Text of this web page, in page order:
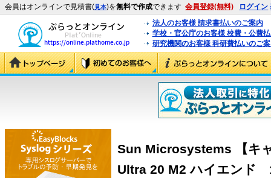
会員はオンラインで見積書(見本)を無料で作成できます 会員登録(無料) ログイン
法人のお客様 請求書払いのご案内
学校・官公庁のお客様 校費・公費
研究機関のお客様 科研費払いのご
Sun Microsystems 【キ
Ultra 20 M2 ハイエン